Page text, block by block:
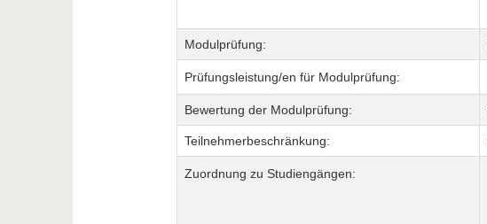
Modulprüfung:
Prüfungsleistung/en für Modulprüfung:
Bewertung der Modulprüfung:
Teilnehmerbeschränkung:
Zuordnung zu Studiengängen: